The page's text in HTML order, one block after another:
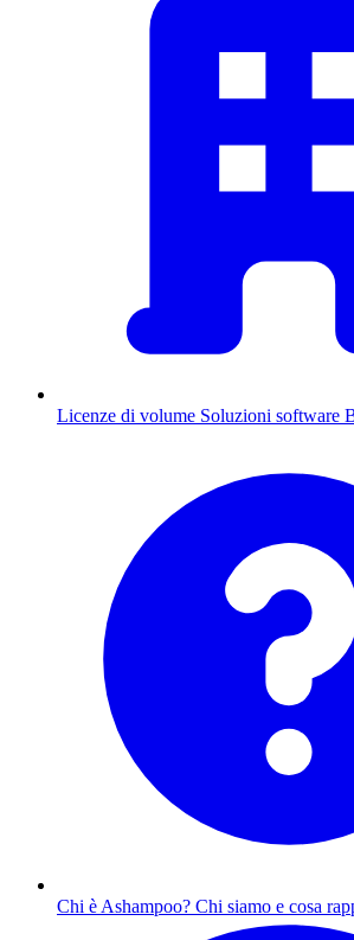
Licenze di volume Soluzioni software
Chi è Ashampoo? Chi siamo e cosa